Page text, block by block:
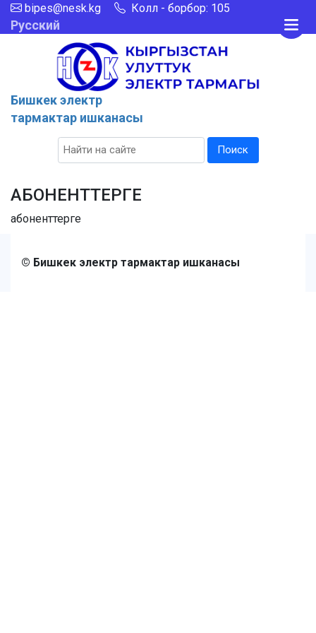
bipes@nesk.kg Колл - борбор: 105
Русский
Бишкек электр
тармактар ишканасы
Поиск
АБОНЕНТТЕРГЕ
абоненттерге
© Бишкек электр тармактар ишканасы